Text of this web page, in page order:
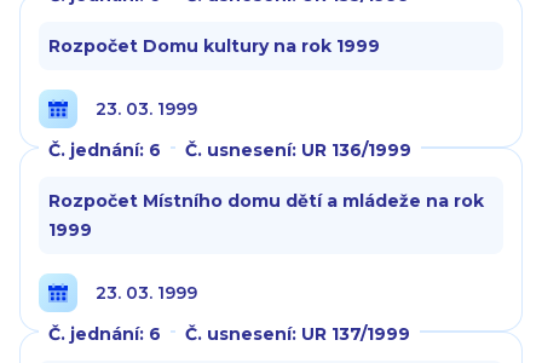
Rozpočet Domu kultury na rok 1999
23. 03. 1999
Č. jednání: 6
Č. usnesení: UR 136/1999
Rozpočet Místního domu dětí a mládeže na rok
1999
23. 03. 1999
Č. jednání: 6
Č. usnesení: UR 137/1999